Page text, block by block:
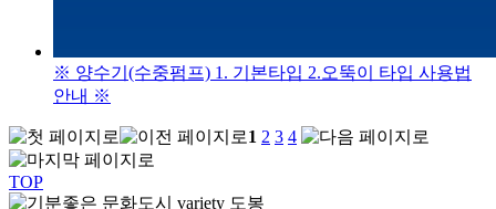
※ 양수기(수중펌프) 1. 기본타입 2.오뚝이 타입 사용법
안내 ※
1 2 3 4
TOP